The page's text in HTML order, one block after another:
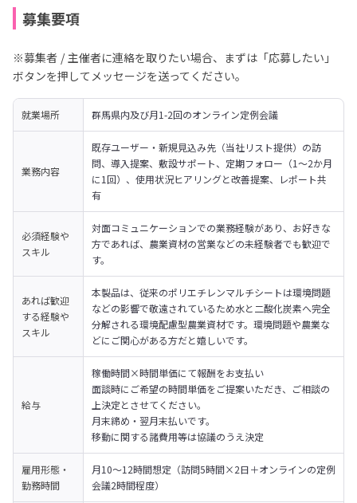
募集要項
※募集者 / 主催者に連絡を取りたい場合、まずは「応募したい」
ボタンを押してメッセージを送ってください。
就業場所 群馬県内及び月1-2回のオンライン定例会議
業務内容
既存ユーザー・新規見込み先（当社リスト提供）の訪
問、導入提案、敷設サポート、定期フォロー（1〜2か月
に1回）、使用状況ヒアリングと改善提案、レポート共
有
必須経験や
スキル
対面コミュニケーションでの業務経験があり、お好きな
方であれば、農業資材の営業などの未経験者でも歓迎で
す。
あれば歓迎
する経験や
スキル
本製品は、従来のポリエチレンマルチシートは環境問題
などの影響で敬遠されているため水と二酸化炭素へ完全
分解される環境配慮型農業資材です。環境問題や農業な
どにご関心がある方だと嬉しいです。
給与
稼働時間×時間単価にて報酬をお支払い
面談時にご希望の時間単価をご提案いただき、ご相談の
上決定とさせてください。
月末締め・翌月末払いです。
移動に関する諸費用等は協議のうえ決定
雇用形態・
勤務時間
月10〜12時間想定（訪問5時間×2日＋オンラインの定例
会議2時間程度）